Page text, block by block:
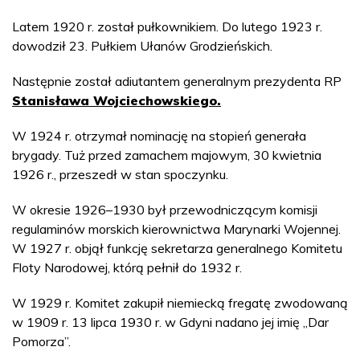
Latem 1920 r. został pułkownikiem. Do lutego 1923 r.
dowodził 23. Pułkiem Ułanów Grodzieńskich.
Następnie został adiutantem generalnym prezydenta RP
Stanisława Wojciechowskiego.
W 1924 r. otrzymał nominację na stopień generała
brygady. Tuż przed zamachem majowym, 30 kwietnia
1926 r., przeszedł w stan spoczynku.
W okresie 1926–1930 był przewodniczącym komisji
regulaminów morskich kierownictwa Marynarki Wojennej.
W 1927 r. objął funkcję sekretarza generalnego Komitetu
Floty Narodowej, którą pełnił do 1932 r.
W 1929 r. Komitet zakupił niemiecką fregatę zwodowaną
w 1909 r. 13 lipca 1930 r. w Gdyni nadano jej imię „Dar
Pomorza”.